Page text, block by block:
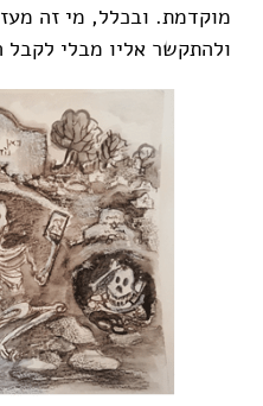
מוקדמת. ובכלל, מי זה
ולהתקשר אליו מבלי לקבל